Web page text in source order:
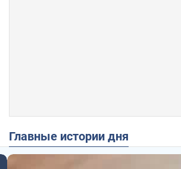
Главные истории дня